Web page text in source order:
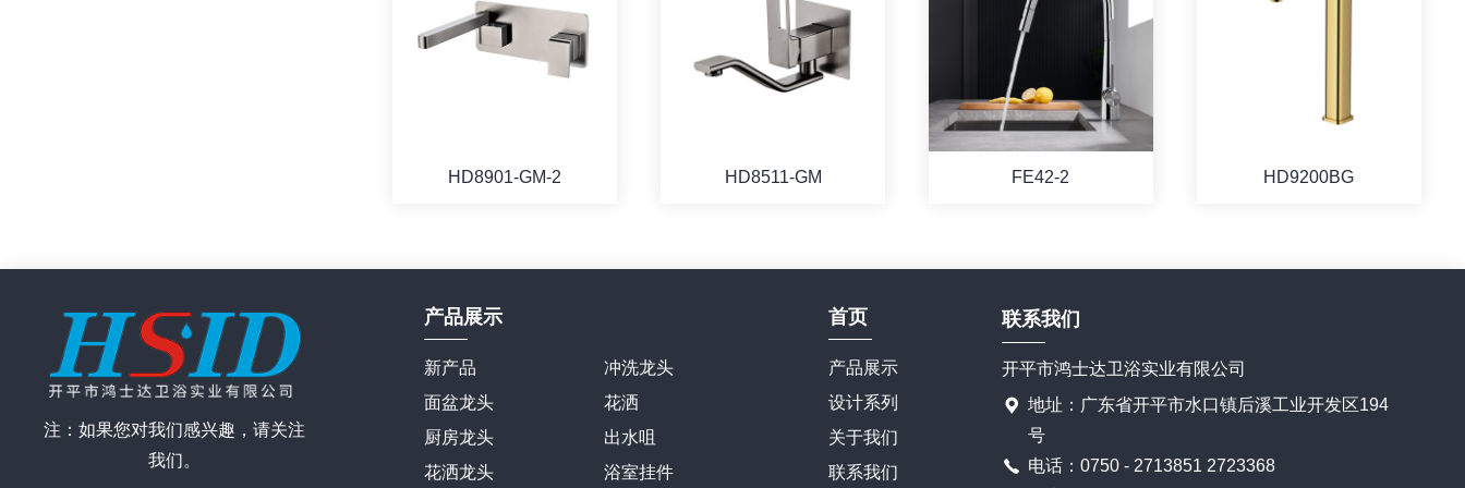
HD8901-GM-2 HD8511-GM FE42-2 HD9200BG
注：如果您对我们感兴趣，请关注
我们。
产品展示
新产品
面盆龙头
厨房龙头
花洒龙头
冲洗龙头
花洒
出水咀
浴室挂件
首页
产品展示
设计系列
关于我们
联系我们
联系我们
开平市鸿士达卫浴实业有限公司
地址：广东省开平市水口镇后溪工业开发区194
号
电话：0750 - 2713851 2723368